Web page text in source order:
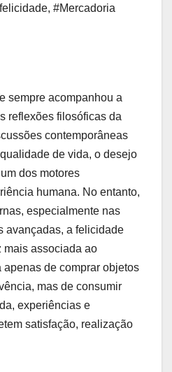
, #Mercadoria
sempre acompanhou a
reflexões filosóficas da
contemporâneas
de vida, o desejo
dos motores
humana. No entanto,
especialmente nas
avançadas, a felicidade
mais associada ao
apenas de comprar objetos
mas de consumir
experiências e
satisfação, realização